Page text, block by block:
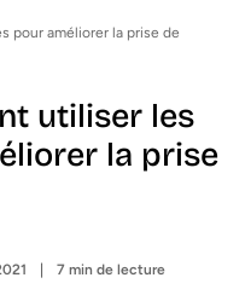
pour améliorer la prise de
utiliser les
la prise
7 min de lecture